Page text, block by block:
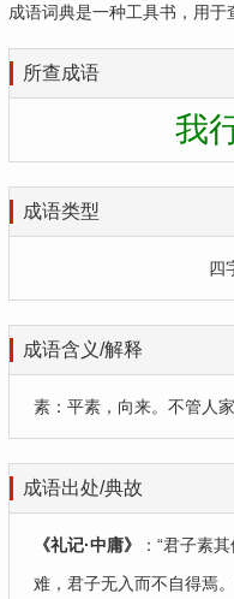
成语词典是一种工具书，用于
所查成语
我
成语类型
四
成语含义/解释
素：平素，向来。不管人
成语出处/典故
《礼记·中庸》
：“君子素
难，君子无入而不自得焉